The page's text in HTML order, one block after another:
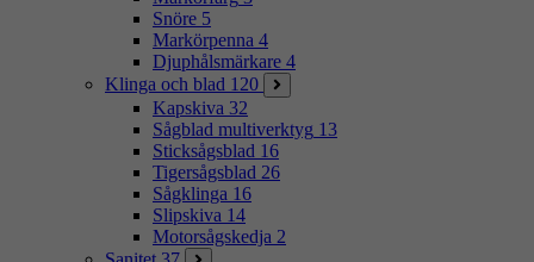
Snöre 5
Markörpenna 4
Djuphålsmärkare 4
Klinga och blad 120
Kapskiva 32
Sågblad multiverktyg 13
Sticksågsblad 16
Tigersågsblad 26
Sågklinga 16
Slipskiva 14
Motorsågskedja 2